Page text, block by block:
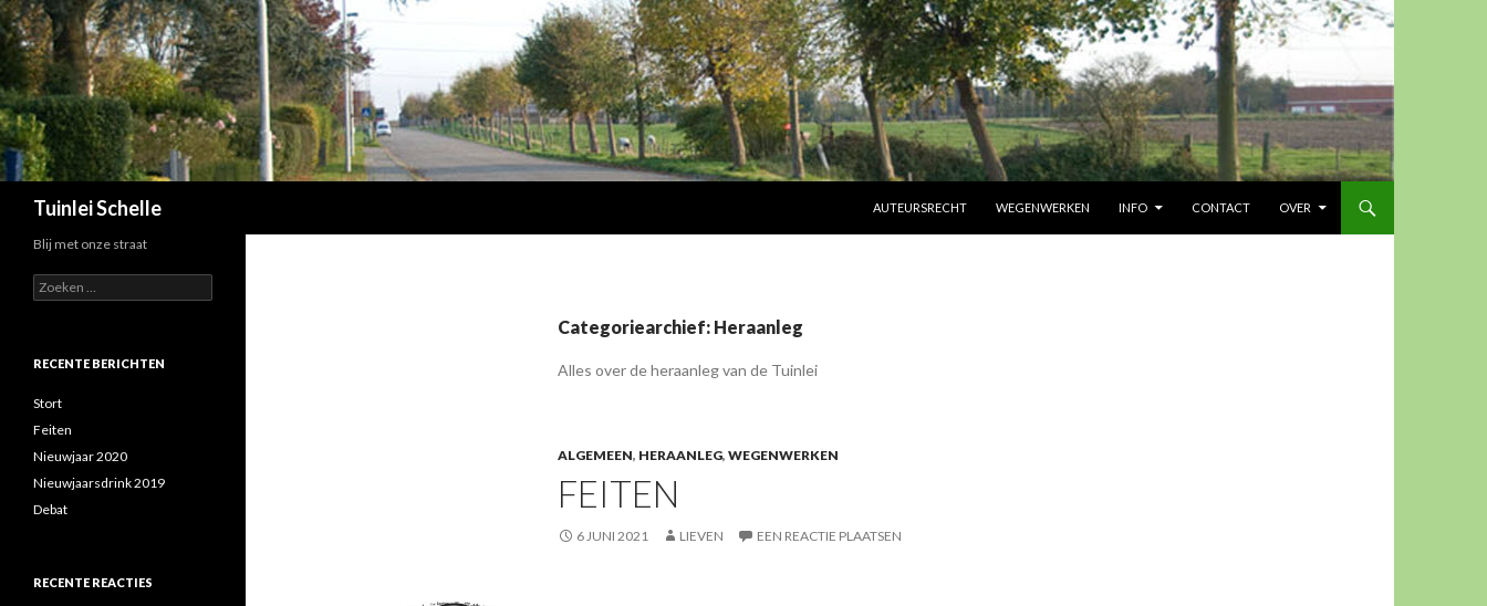
Tuinlei Schelle
AUTEURSRECHT
WEGENWERKEN INFO CONTACT OVER
Categoriearchief: Heraanleg
Alles over de heraanleg van de Tuinlei
ALGEMEEN, HERAANLEG, WEGENWERKEN
FEITEN
6 JUNI 2021 LIEVEN EEN REACTIE PLAATSEN
Blij met onze straat
Zoeken
naar:
RECENTE BERICHTEN
Stort
Feiten
Nieuwjaar 2020
Nieuwjaarsdrink 2019
Debat
RECENTE REACTIES